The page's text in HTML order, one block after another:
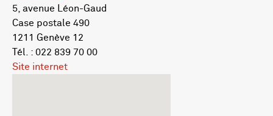
5, avenue Léon-Gaud
Case postale 490
1211 Genève 12
Tél. : 022 839 70 00
Site internet